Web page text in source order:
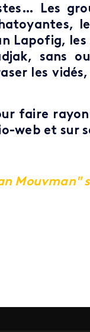
Les
Lapofig,
sans
les
faire
web et sur
Mouvman"